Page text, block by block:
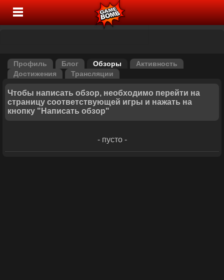
Профиль Блог Обзоры
Активность
Достижения
Трансляции
Чтобы написать обзор, необходимо перейти на
страницу соответствующей игры и нажать на
кнопку "Написать обзор"
- пусто -